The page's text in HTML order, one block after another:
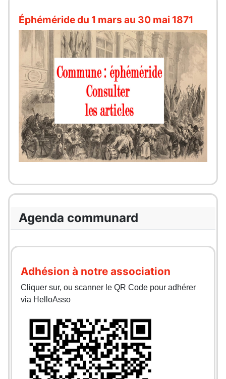
Éphéméride du 1 mars au 30 mai 1871
Agenda communard
Adhésion à notre association
Cliquer sur, ou scanner le QR Code pour adhérer
via HelloAsso